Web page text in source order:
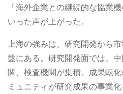
「海外企業との継続的な協業
いった声が上がった。
上海の強みは、研究開発から
盤にある。研究開発面では、
関、検査機関が集積。成果転
ミュニティが研究成果の事業